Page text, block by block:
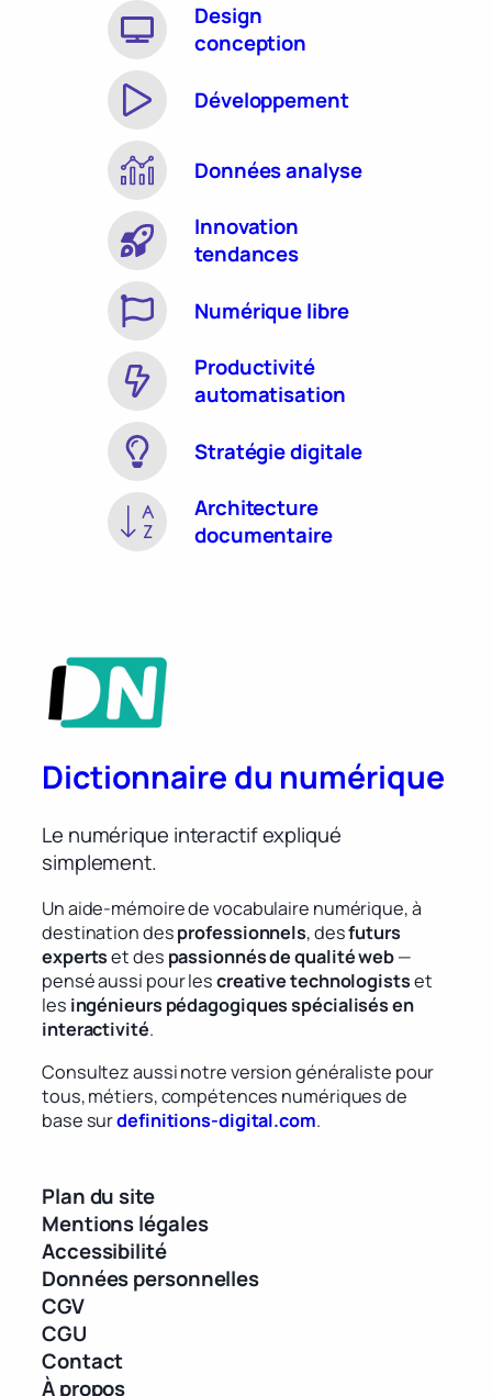
Design
conception
Développement
Données analyse
Innovation
tendances
Numérique libre
Productivité
automatisation
Stratégie digitale
Architecture
documentaire
Dictionnaire du numérique
Le numérique interactif expliqué
simplement.
Un aide-mémoire de vocabulaire numérique, à
destination desprofessionnels, desfuturs
expertset des passionnés de qualité web—
pensé aussi pour lescreative technologistset
les ingénieurs pédagogiques spécialisés en
interactivité.
Consultez aussi notre version généraliste pour
tous, métiers, compétences numériques de
base surdefinitions-digital.com.
Plan du site
Mentions légales
Accessibilité
Données personnelles
CGV
CGU
Contact
À propos